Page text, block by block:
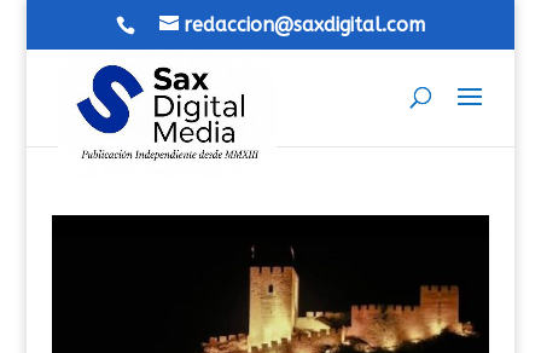
redaccion@saxdigital.com